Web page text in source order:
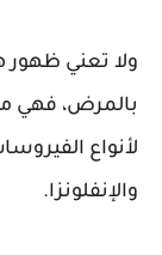
ولا تعني
بالمرض، فهي
لأنواع
والإنفلونزا.